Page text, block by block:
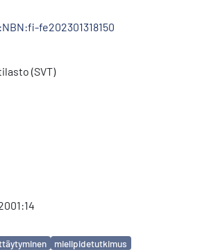
fe202301318150
(SVT)
mielipidetutkimus